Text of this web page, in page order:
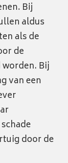
Bij
aldus
als de
de
Bij
van een
door de